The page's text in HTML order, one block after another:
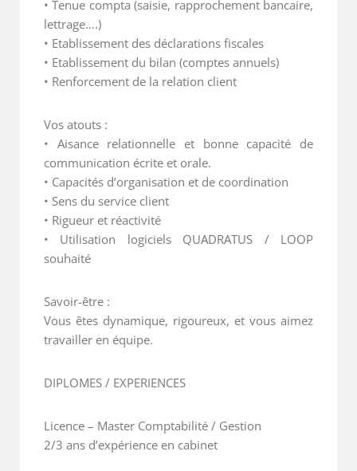
• Tenue compta (saisie, rapprochement bancaire,
lettrage….)
• Etablissement des déclarations fiscales
• Etablissement du bilan (comptes annuels)
• Renforcement de la relation client
Vos atouts :
• Aisance relationnelle et bonne capacité de
communication écrite et orale.
• Capacités d’organisation et de coordination
• Sens du service client
• Rigueur et réactivité
• Utilisation logiciels QUADRATUS / LOOP
souhaité
Savoir-être :
Vous êtes dynamique, rigoureux, et vous aimez
travailler en équipe.
DIPLOMES / EXPERIENCES
Licence – Master Comptabilité / Gestion
2/3 ans d’expérience en cabinet